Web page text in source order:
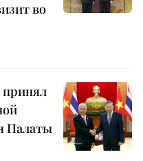
во
принял
Палаты